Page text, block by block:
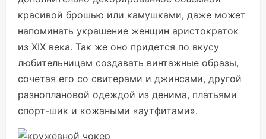
красивой брошью или камушками, даже может
напоминать украшение женщин аристократок
из XIX века. Так же оно придется по вкусу
любительницам создавать винтажные образы,
сочетая его со свитерами и джинсами, другой
разноплановой одеждой из денима, платьями
спорт-шик и кожаными «аутфитами».